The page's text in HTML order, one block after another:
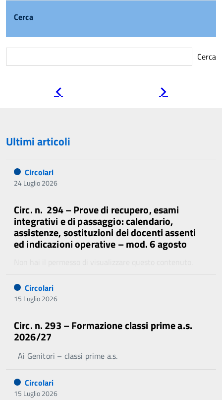
Cerca
Cerca
Ultimi articoli
Circolari
24 Luglio 2026
Circ. n. 294 – Prove di recupero, esami
integrativi e di passaggio: calendario,
assistenze, sostituzioni dei docenti assenti
ed indicazioni operative – mod. 6 agosto
Circolari
15 Luglio 2026
Circ. n. 293 – Formazione classi prime a.s.
2026/27
Ai Genitori – classi prime a.s.
Circolari
15 Luglio 2026